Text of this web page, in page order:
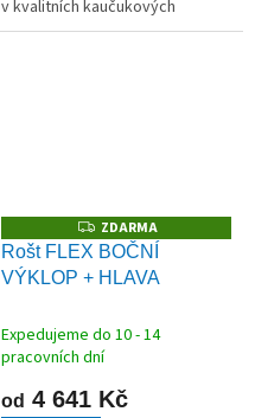
v kvalitních kaučukových
pouzdrech.
Z
D
A
R
ZDARMA
Rošt FLEX BOČNÍ
VÝKLOP + HLAVA
Expedujeme do 10 - 14
pracovních dní
od 4 641 Kč